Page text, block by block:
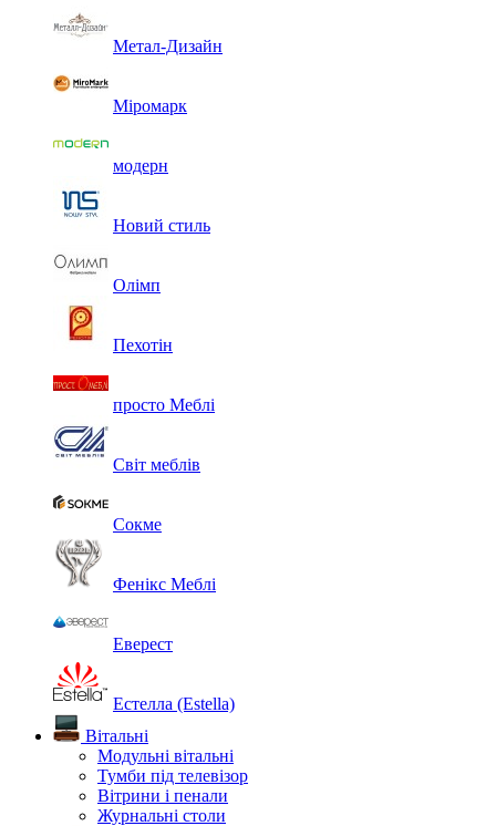
Метал-Дизайн
Міромарк
модерн
Новий стиль
Олімп
Пехотін
просто Меблі
Світ меблів
Сокме
Фенікс Меблі
Еверест
Естелла (Estella)
Вітальні
Модульні вітальні
Тумби під телевізор
Вітрини і пенали
Журнальні столи